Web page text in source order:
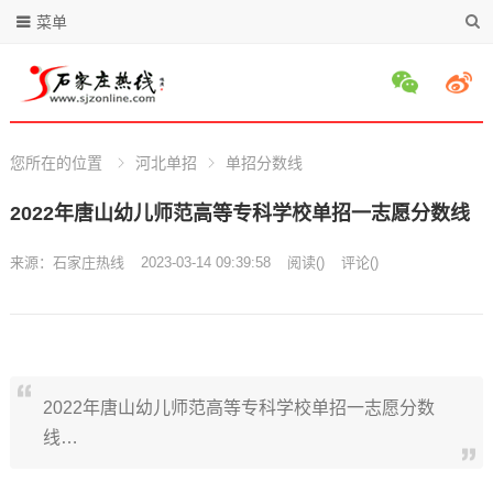
菜单
您所在的位置 河北单招 单招分数线
2022年唐山幼儿师范高等专科学校单招一志愿分数线
来源： 石家庄热线 2023-03-14 09:39:58 阅读() 评论()
2022年唐山幼儿师范高等专科学校单招一志愿分数
线…